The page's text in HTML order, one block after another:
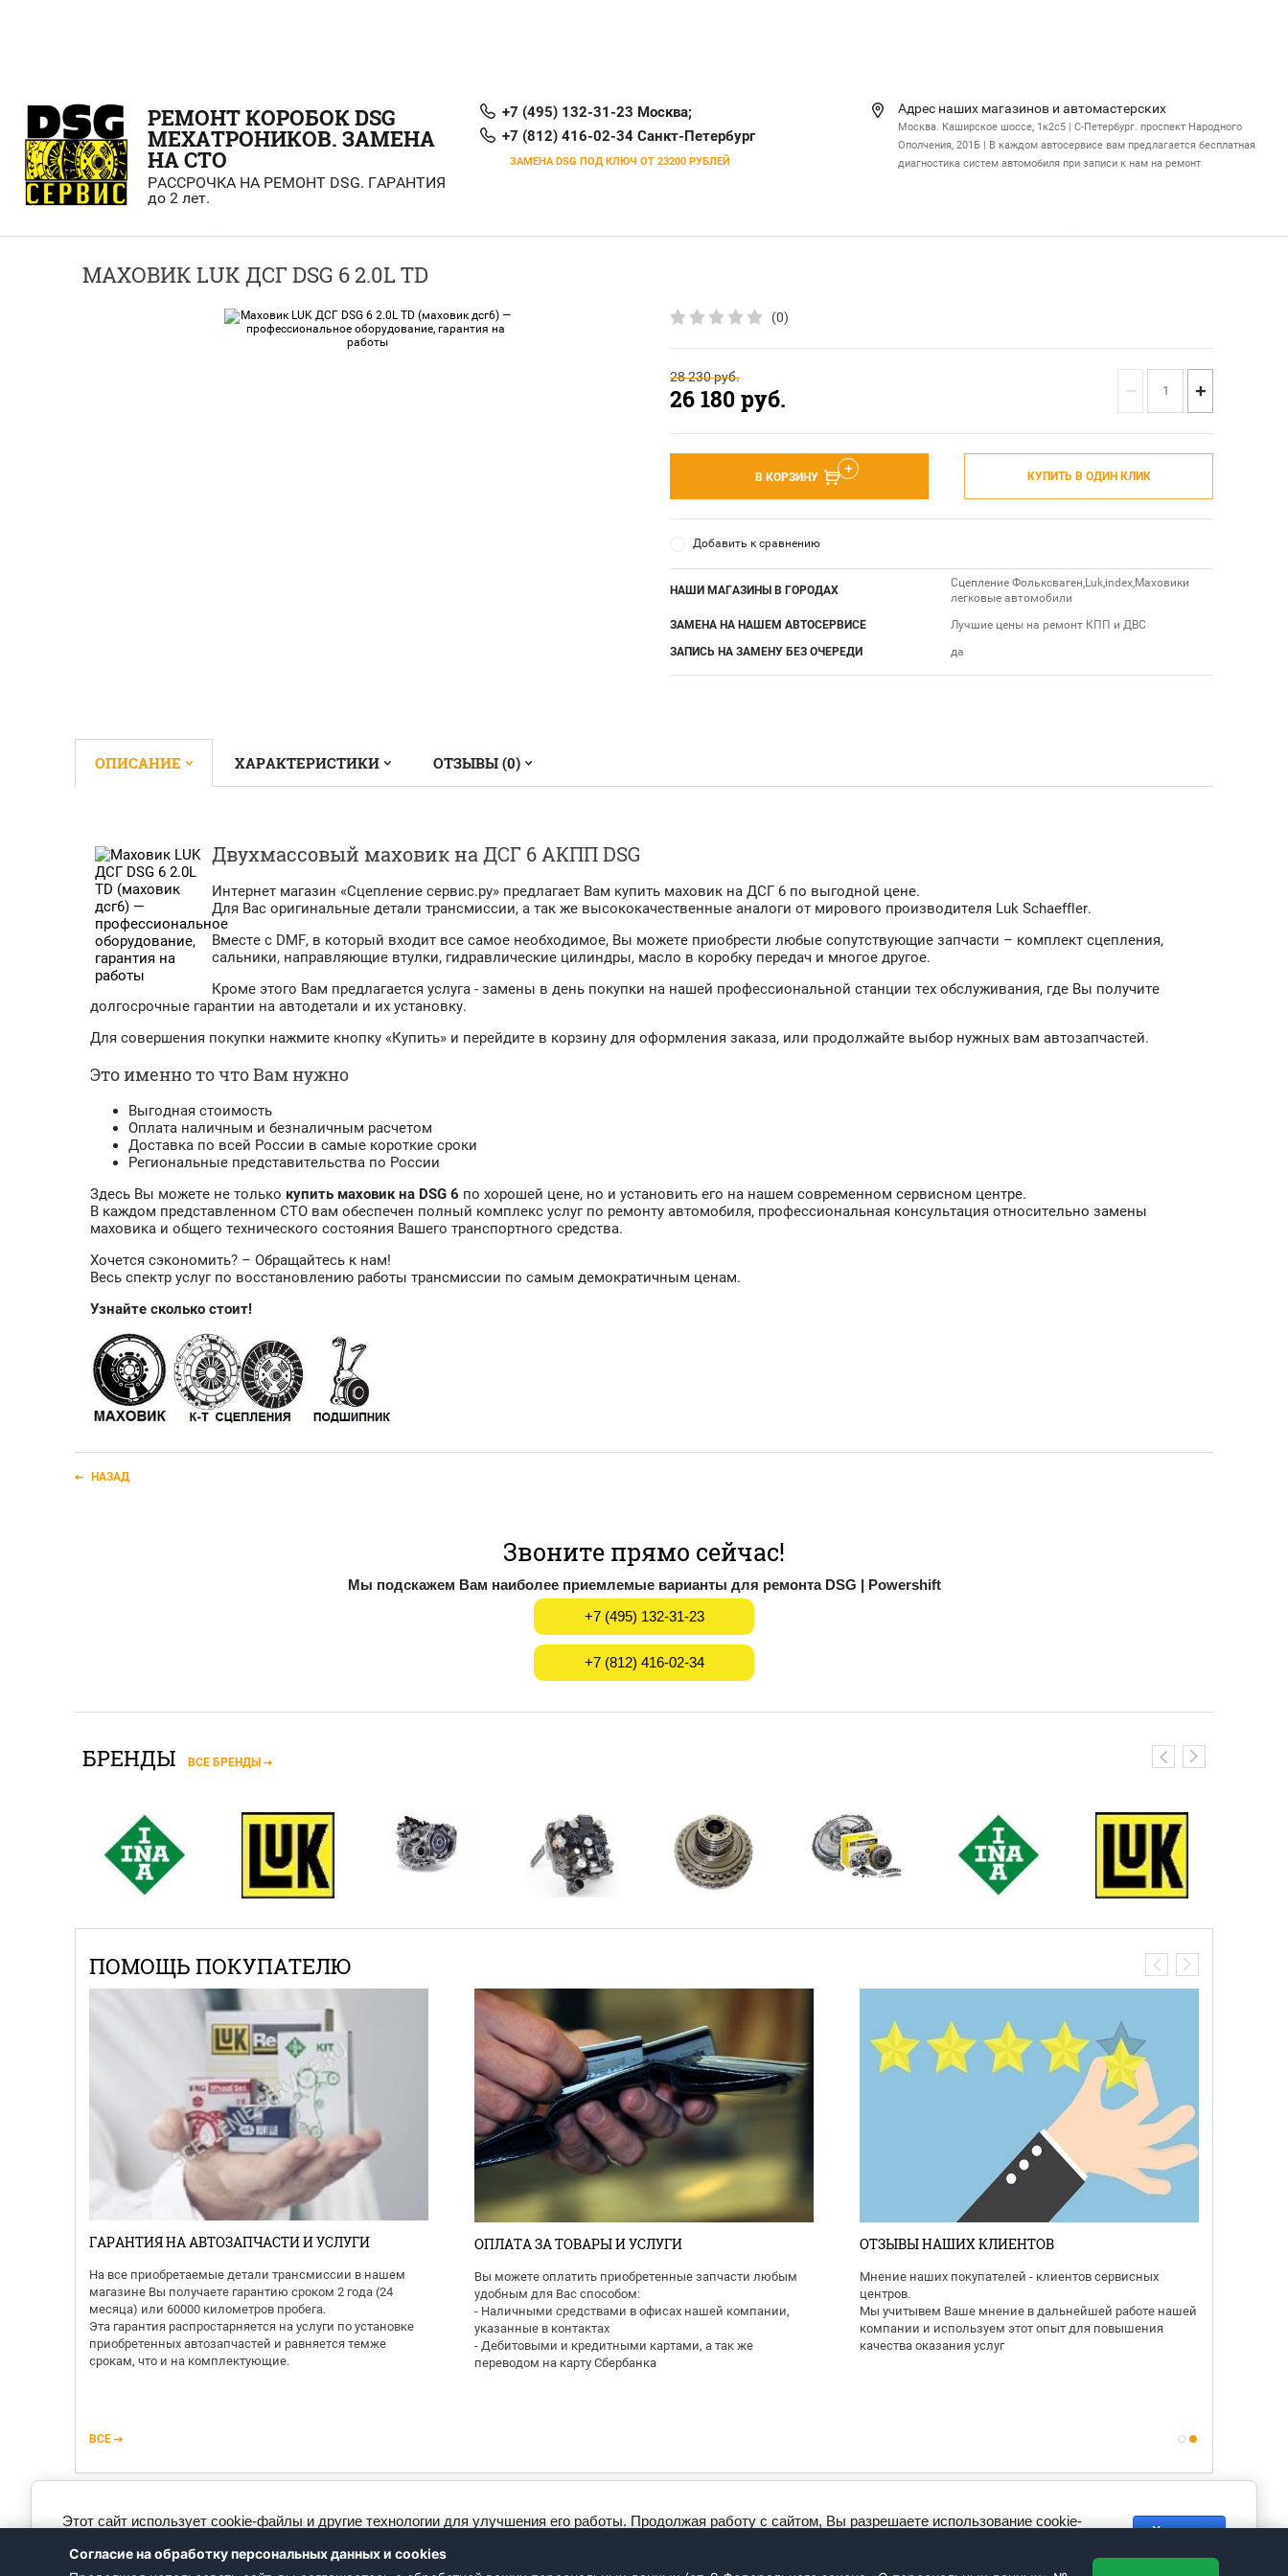
РЕМОНТ КОРОБОК DSG
МЕХАТРОНИКОВ. ЗАМЕНА
НА СТО
РАССРОЧКА НА РЕМОНТ DSG. ГАРАНТИЯ
до 2 лет.
+7 (495) 132-31-23 Москва;
+7 (812) 416-02-34 Санкт-Петербург
ЗАМЕНА DSG ПОД КЛЮЧ ОТ 23200 РУБЛЕЙ
Адрес наших магазинов и автомастерских
Москва. Каширское шоссе, 1к2с5 | С-Петербург. проспект Народного
Ополчения, 201Б | В каждом автосервисе вам предлагается бесплатная
диагностика систем автомобиля при записи к нам на ремонт
МАХОВИК LUK ДСГ DSG 6 2.0L TD
(0)
28 230руб.
26 180 руб. − +
В КОРЗИНУ КУПИТЬ В ОДИН КЛИК
Добавить к сравнению
НАШИ МАГАЗИНЫ В ГОРОДАХ
Сцепление Фольксваген,Luk,index,Маховики
легковые автомобили
ЗАМЕНА НА НАШЕМ АВТОСЕРВИСЕ
Лучшие цены на ремонт КПП и ДВС
ЗАПИСЬ НА ЗАМЕНУ БЕЗ ОЧЕРЕДИ
да
ОПИСАНИЕ ХАРАКТЕРИСТИКИ ОТЗЫВЫ (0)
Двухмассовый маховик на ДСГ 6 АКПП DSG
Интернет магазин «Сцепление сервис.ру» предлагает Вам купить маховик на ДСГ 6 по выгодной цене.
Для Вас оригинальные детали трансмиссии, а так же высококачественные аналоги от мирового производителя Luk Schaeffler.
Вместе с DMF, в который входит все самое необходимое, Вы можете приобрести любые сопутствующие запчасти – комплект сцепления,
сальники, направляющие втулки, гидравлические цилиндры, масло в коробку передач и многое другое.
Кроме этого Вам предлагается услуга - замены в день покупки на нашей профессиональной станции тех обслуживания, где Вы получите
долгосрочные гарантии на автодетали и их установку.
Для совершения покупки нажмите кнопку «Купить» и перейдите в корзину для оформления заказа, или продолжайте выбор нужных вам автозапчастей.
Это именно то что Вам нужно
Выгодная стоимость
Оплата наличным и безналичным расчетом
Доставка по всей России в самые короткие сроки
Региональные представительства по России
Здесь Вы можете не только купить маховик на DSG 6 по хорошей цене, но и установить его на нашем современном сервисном центре.
В каждом представленном СТО вам обеспечен полный комплекс услуг по ремонту автомобиля, профессиональная консультация относительно замены
маховика и общего технического состояния Вашего транспортного средства.
Хочется сэкономить? – Обращайтесь к нам!
Весь спектр услуг по восстановлению работы трансмиссии по самым демократичным ценам.
Узнайте сколько стоит!
НАЗАД
Звоните прямо сейчас!
Мы подскажем Вам наиболее приемлемые варианты для ремонта DSG | Powershift
+7 (495) 132-31-23
+7 (812) 416-02-34
БРЕНДЫ ВСЕ БРЕНДЫ
ПОМОЩЬ ПОКУПАТЕЛЮ
ГАРАНТИЯ НА АВТОЗАПЧАСТИ И УСЛУГИ
На все приобретаемые детали трансмиссии в нашем
магазине Вы получаете гарантию сроком 2 года (24
месяца) или 60000 километров пробега.
Эта гарантия распростарняется на услуги по установке
приобретенных автозапчастей и равняется темже
срокам, что и на комплектующие.
ОПЛАТА ЗА ТОВАРЫ И УСЛУГИ
Вы можете оплатить приобретенные запчасти любым
удобным для Вас способом:
- Наличными средствами в офисах нашей компании,
указанные в контактах
- Дебитовыми и кредитными картами, а так же
переводом на карту Сбербанка
ОТЗЫВЫ НАШИХ КЛИЕНТОВ
Мнение наших покупателей - клиентов сервисных
центров.
Мы учитывем Ваше мнение в дальнейшей работе нашей
компании и используем этот опыт для повышения
качества оказания услуг
ВСЕ
Этот сайт использует cookie-файлы и другие технологии для улучшения его работы. Продолжая работу с сайтом, Вы разрешаете использование cookie-
Хорошо
Согласие на обработку персональных данных и cookies